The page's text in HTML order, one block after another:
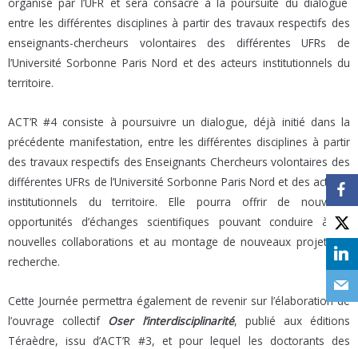
entre les différentes disciplines à partir des travaux respectifs des
enseignants-chercheurs volontaires des différentes UFRs de
l’Université Sorbonne Paris Nord et des acteurs institutionnels du
territoire.
ACT’R #4 consiste à poursuivre un dialogue, déjà initié dans la
précédente manifestation, entre les différentes disciplines à partir
des travaux respectifs des Enseignants Chercheurs volontaires des
différentes UFRs de l’Université Sorbonne Paris Nord et des acteurs
institutionnels du territoire. Elle pourra offrir de nouvelles
opportunités d’échanges scientifiques pouvant conduire à de
nouvelles collaborations et au montage de nouveaux projets de
recherche.
Cette Journée permettra également de revenir sur l’élaboration de
l’ouvrage collectifOser l’interdisciplinarité, publié aux éditions
Téraèdre, issu d’ACT’R #3, et pour lequel les doctorants des